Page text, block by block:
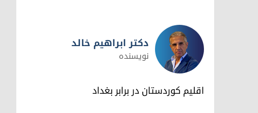
دکتر ابراهیم خالد
دکتر ابراهیم خالد
نویسنده
اقلیم کوردستان در برابر بغداد